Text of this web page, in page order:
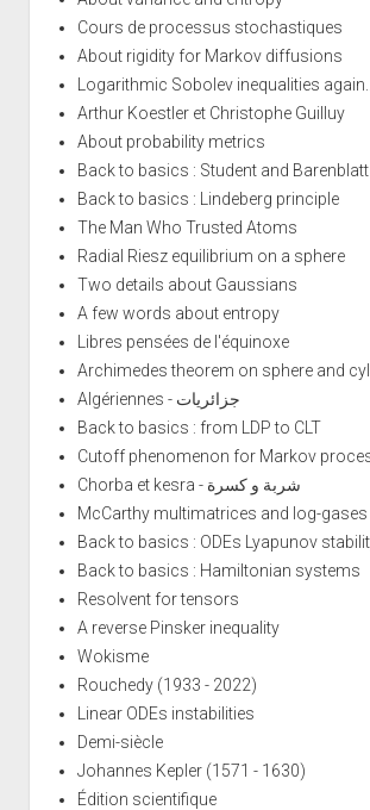
Cours de processus stochastiques
About rigidity for Markov diffusions
Logarithmic Sobolev inequalities again...
Arthur Koestler et Christophe Guilluy
About probability metrics
Back to basics : Student and Barenblatt
Back to basics : Lindeberg principle
The Man Who Trusted Atoms
Radial Riesz equilibrium on a sphere
Two details about Gaussians
A few words about entropy
Libres pensées de l'équinoxe
Archimedes theorem on sphere and
Algériennes - جزائريات
Back to basics : from LDP to CLT
Cutoff phenomenon for Markov
Chorba et kesra - شربة و كسرة
McCarthy multimatrices and log-gases
Back to basics : ODEs Lyapunov
Back to basics : Hamiltonian systems
Resolvent for tensors
A reverse Pinsker inequality
Wokisme
Rouchedy (1933 - 2022)
Linear ODEs instabilities
Demi-siècle
Johannes Kepler (1571 - 1630)
Édition scientifique